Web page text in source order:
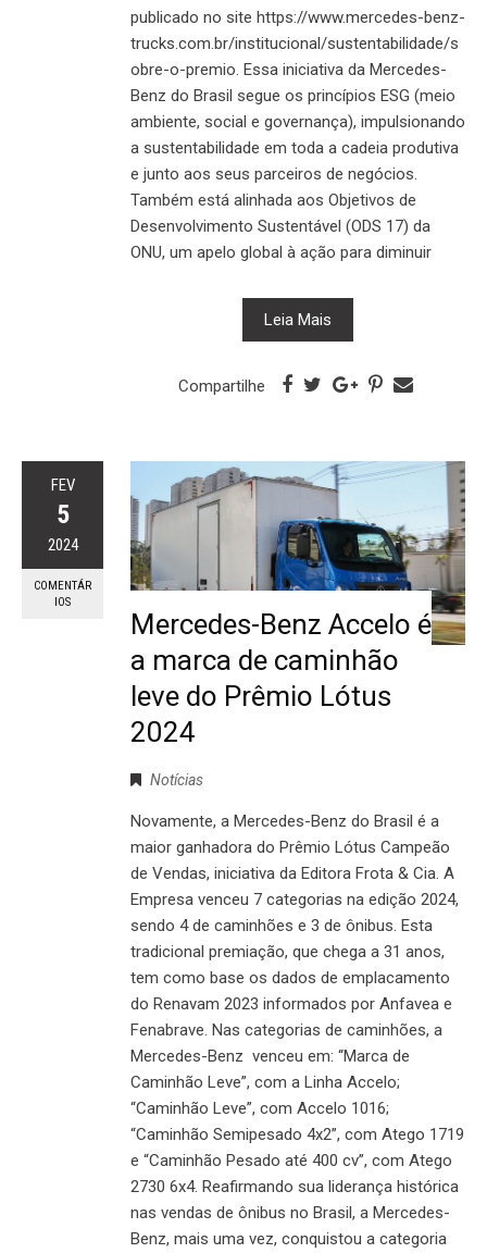
publicado no site https://www.mercedes-benz-
trucks.com.br/institucional/sustentabilidade/s
obre-o-premio. Essa iniciativa da Mercedes-
Benz do Brasil segue os princípios ESG (meio
ambiente, social e governança), impulsionando
a sustentabilidade em toda a cadeia produtiva
e junto aos seus parceiros de negócios.
Também está alinhada aos Objetivos de
Desenvolvimento Sustentável (ODS 17) da
ONU, um apelo global à ação para diminuir
Leia Mais
Compartilhe
FEV
5
2024
COMENTÁR
IOS
Mercedes-Benz Accelo é
a marca de caminhão
leve do Prêmio Lótus
2024
Notícias
Novamente, a Mercedes-Benz do Brasil é a
maior ganhadora do Prêmio Lótus Campeão
de Vendas, iniciativa da Editora Frota & Cia. A
Empresa venceu 7 categorias na edição 2024,
sendo 4 de caminhões e 3 de ônibus. Esta
tradicional premiação, que chega a 31 anos,
tem como base os dados de emplacamento
do Renavam 2023 informados por Anfavea e
Fenabrave. Nas categorias de caminhões, a
Mercedes-Benz venceu em: “Marca de
Caminhão Leve”, com a Linha Accelo;
“Caminhão Leve”, com Accelo 1016;
“Caminhão Semipesado 4x2”, com Atego 1719
e “Caminhão Pesado até 400 cv”, com Atego
2730 6x4. Reafirmando sua liderança histórica
nas vendas de ônibus no Brasil, a Mercedes-
Benz, mais uma vez, conquistou a categoria